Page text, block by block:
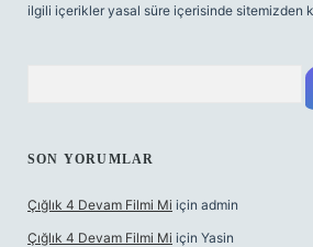
ilgili içerikler yasal süre içerisinde sitemizden
SON YORUMLAR
Çığlık 4 Devam Filmi Mi için admin
Çığlık 4 Devam Filmi Mi için Yasin